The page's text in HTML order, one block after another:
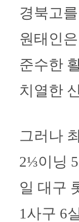
경북고
원태인
준수한
치열한
그러나
2⅓이닝
일 대구
1사구 6